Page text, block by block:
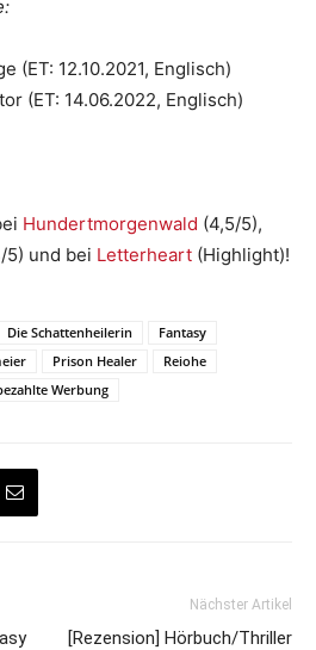
(ET: 12.10.2021, Englisch)
(ET: 14.06.2022, Englisch)
Hundertmorgenwald (4,5/5),
5) und bei Letterheart (Highlight)!
Die Schattenheilerin
Fantasy
Prison Healer
Reiohe
Werbung
Nächster Artikel
[Rezension] Hörbuch/Thriller